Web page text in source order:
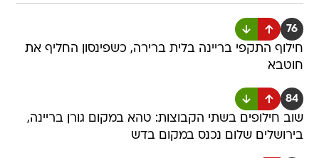
76
חילוף התקפי בריינה בלית ברירה, כשפינסון החליף את
חוטבא
84
שוב חילופים בשתי הקבוצות: טהא במקום גורן בריינה,
בירושלים שלום נכנס במקום בדש